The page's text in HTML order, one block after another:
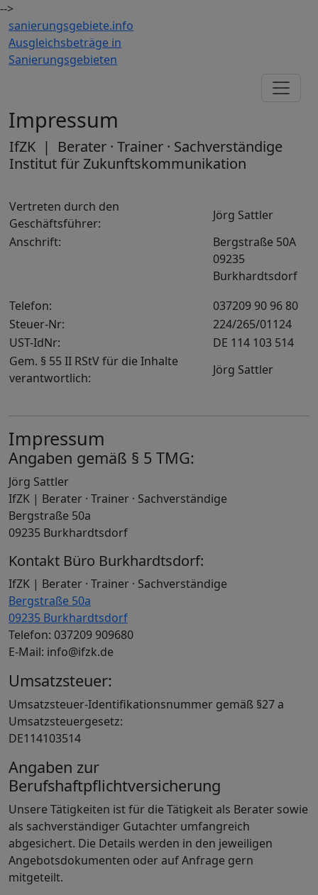
-->
sanierungsgebiete.info
Ausgleichsbeträge in
Sanierungsgebieten
Impressum
IfZK | Berater · Trainer · Sachverständige
Institut für Zukunftskommunikation
Vertreten durch den
Geschäftsführer:
Jörg Sattler
Anschrift:
Bergstraße 50A
09235
Burkhardtsdorf
Telefon:
037209 90 96 80
Steuer-Nr:
224/265/01124
UST-IdNr:
DE 114 103 514
Gem. § 55 II RStV für die Inhalte
verantwortlich:
Jörg Sattler
Impressum
Angaben gemäß § 5 TMG:
Jörg Sattler
IfZK | Berater · Trainer · Sachverständige
Bergstraße 50a
09235 Burkhardtsdorf
Kontakt Büro Burkhardtsdorf:
IfZK | Berater · Trainer · Sachverständige
Bergstraße 50a
09235 Burkhardtsdorf
Telefon: 037209 909680
E-Mail: info@ifzk.de
Umsatzsteuer:
Umsatzsteuer-Identifikationsnummer gemäß §27 a
Umsatzsteuergesetz:
DE114103514
Angaben zur
Berufshaftpflichtversicherung
Unsere Tätigkeiten ist für die Tätigkeit als Berater sowie
als sachverständiger Gutachter umfangreich
abgesichert. Die Details werden in den jeweiligen
Angebotsdokumenten oder auf Anfrage gern
mitgeteilt.